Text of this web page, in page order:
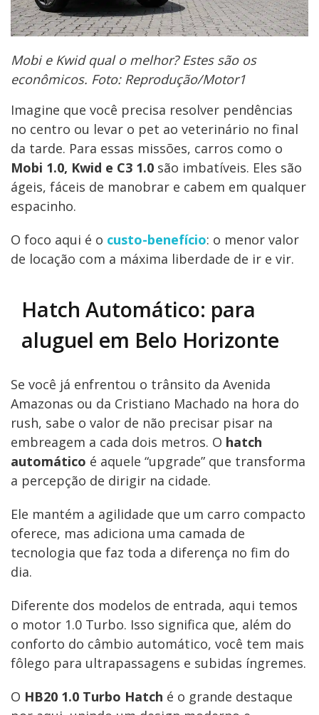
Mobi e Kwid qual o melhor? Estes são os
econômicos. Foto: Reprodução/Motor1
Imagine que você precisa resolver pendências
no centro ou levar o pet ao veterinário no final
da tarde. Para essas missões, carros como o
Mobi 1.0, Kwid e C3 1.0 são imbatíveis. Eles são
ágeis, fáceis de manobrar e cabem em qualquer
espacinho.
O foco aqui é o custo-benefício: o menor valor
de locação com a máxima liberdade de ir e vir.
Hatch Automático: para
aluguel em Belo Horizonte
Se você já enfrentou o trânsito da Avenida
Amazonas ou da Cristiano Machado na hora do
rush, sabe o valor de não precisar pisar na
embreagem a cada dois metros. O hatch
automático é aquele “upgrade” que transforma
a percepção de dirigir na cidade.
Ele mantém a agilidade que um carro compacto
oferece, mas adiciona uma camada de
tecnologia que faz toda a diferença no fim do
dia.
Diferente dos modelos de entrada, aqui temos
o motor 1.0 Turbo. Isso significa que, além do
conforto do câmbio automático, você tem mais
fôlego para ultrapassagens e subidas íngremes.
O HB20 1.0 Turbo Hatch é o grande destaque